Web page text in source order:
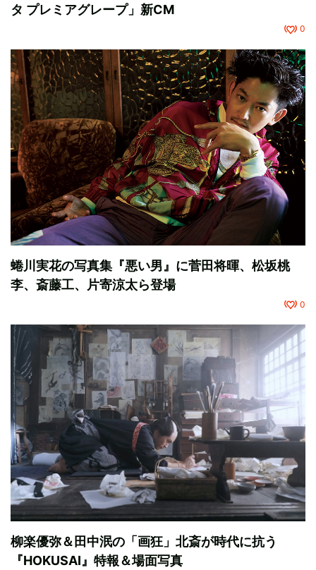
タ プレミアグレープ」新CM
0
蜷川実花の写真集『悪い男』に菅田将暉、松坂桃
李、斎藤工、片寄涼太ら登場
0
柳楽優弥＆田中泯の「画狂」北斎が時代に抗う
『HOKUSAI』特報＆場面写真